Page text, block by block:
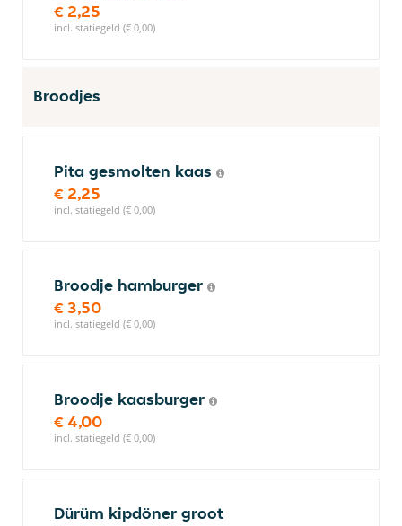
€ 2,25
incl. statiegeld (€ 0,00)
Broodjes
Pita gesmolten kaas
€ 2,25
incl. statiegeld (€ 0,00)
Broodje hamburger
€ 3,50
incl. statiegeld (€ 0,00)
Broodje kaasburger
€ 4,00
incl. statiegeld (€ 0,00)
Dürüm kipdöner groot